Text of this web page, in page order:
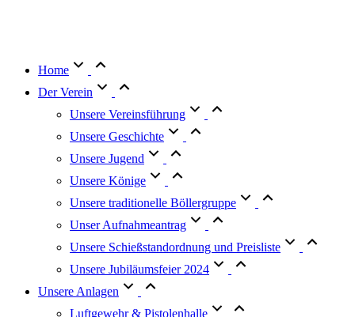
Home
Der Verein
Unsere Vereinsführung
Unsere Geschichte
Unsere Jugend
Unsere Könige
Unsere traditionelle Böllergruppe
Unser Aufnahmeantrag
Unsere Schießstandordnung und Preisliste
Unsere Jubiläumsfeier 2024
Unsere Anlagen
Luftgewehr & Pistolenhalle